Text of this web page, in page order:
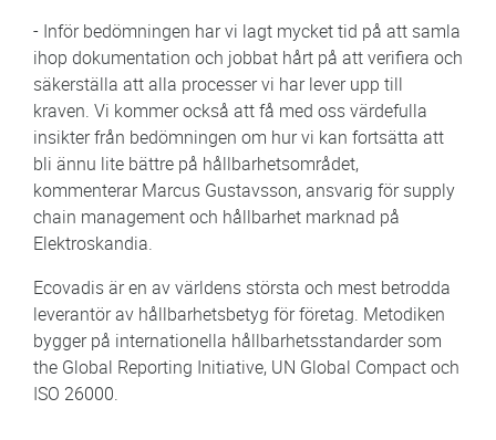
- Inför bedömningen har vi lagt mycket tid på att samla
ihop dokumentation och jobbat hårt på att verifiera och
säkerställa att alla processer vi har lever upp till
kraven. Vi kommer också att få med oss värdefulla
insikter från bedömningen om hur vi kan fortsätta att
bli ännu lite bättre på hållbarhetsområdet,
kommenterar Marcus Gustavsson, ansvarig för supply
chain management och hållbarhet marknad på
Elektroskandia.
Ecovadis är en av världens största och mest betrodda
leverantör av hållbarhetsbetyg för företag. Metodiken
bygger på internationella hållbarhetsstandarder som
the Global Reporting Initiative, UN Global Compact och
ISO 26000.